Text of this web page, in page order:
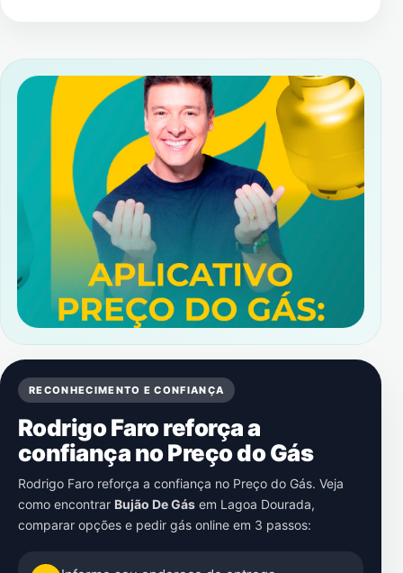
RECONHECIMENTO E CONFIANÇA
Rodrigo Faro reforça a
confiança no Preço do Gás
Rodrigo Faro reforça a confiança no Preço do Gás. Veja
como encontrar Bujão De Gás em Lagoa Dourada,
comparar opções e pedir gás online em 3 passos: